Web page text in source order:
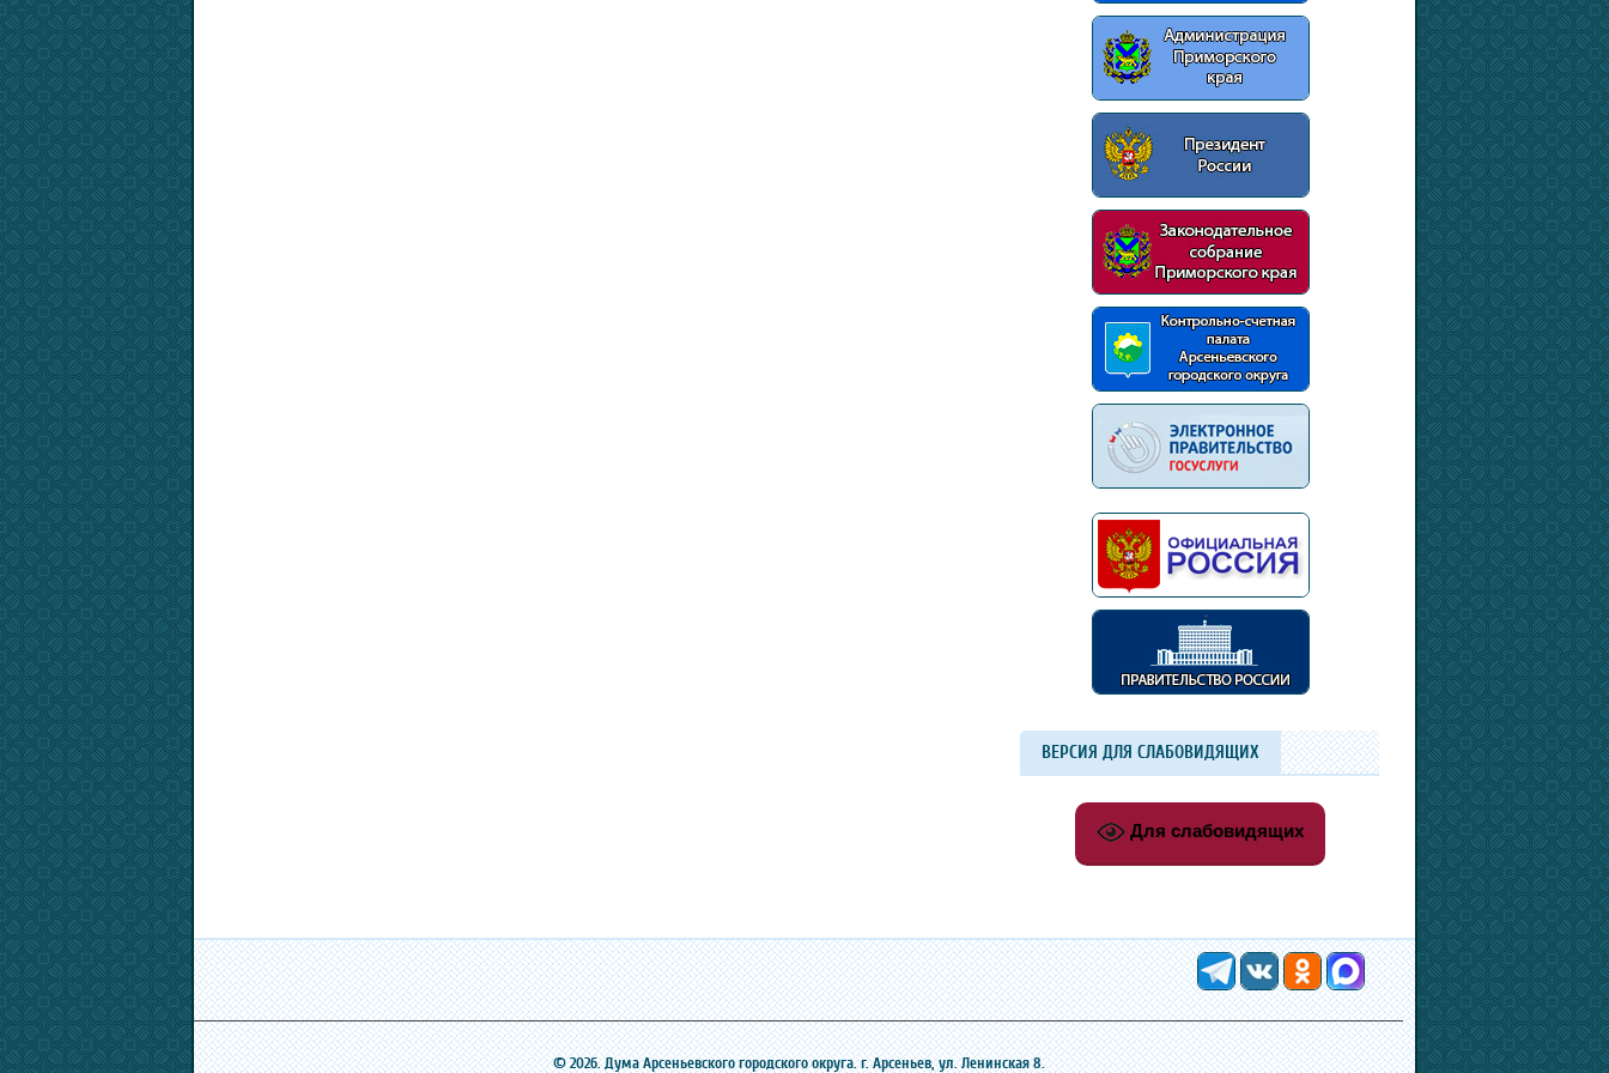
ВЕРСИЯ ДЛЯ СЛАБОВИДЯЩИХ
Для слабовидящих
© 2026. Дума Арсеньевского городского округа. г. Арсеньев, ‎ул. Ленинская 8.